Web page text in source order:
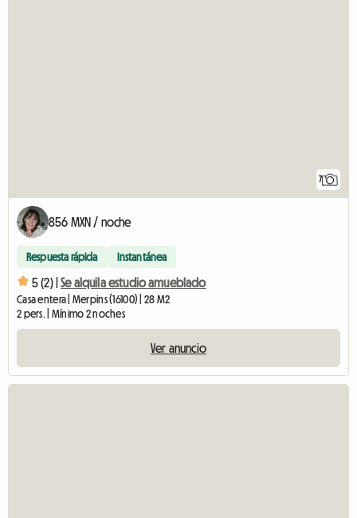
7
856 MXN / noche
Respuesta rápida Instantánea
5 (2) | Se alquila estudio amueblado
Casa entera | Merpins (16100) | 28 M2
2 pers. | Mínimo 2 noches
Ver anuncio